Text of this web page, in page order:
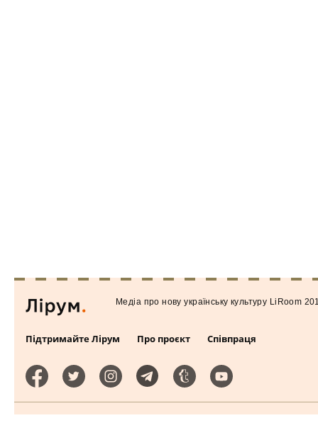
Підтримайте Лірум Про проєкт Співпраця
Медiа про нову українську культуру LiRoom